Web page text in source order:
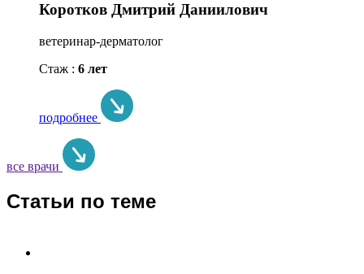
Коротков Дмитрий Даниилович
ветеринар-дерматолог
Стаж : 6 лет
подробнее
все врачи
Статьи по теме